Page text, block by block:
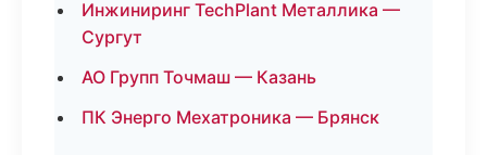
Инжиниринг TechPlant Металлика —
Сургут
АО Групп Точмаш — Казань
ПК Энерго Мехатроника — Брянск